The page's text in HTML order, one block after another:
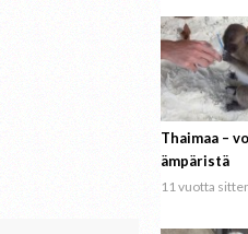
Thaimaa –
ämpäristä
11 vuotta